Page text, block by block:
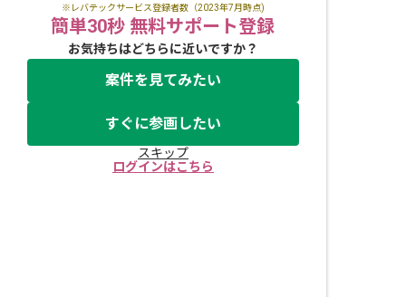
※レバテックサービス登録者数（2023年7月時点)
簡単30秒 無料サポート登録
お気持ちはどちらに近いですか？
案件を見てみたい
すぐに参画したい
スキップ
ログインはこちら